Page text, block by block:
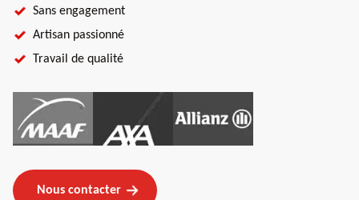
Sans engagement
Artisan passionné
Travail de qualité
Nous contacter